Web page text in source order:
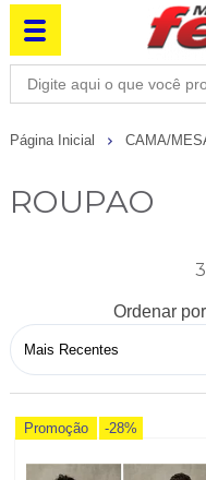
Página Inicial CAMA/
ROUPAO
3
Ordenar
Promoção -28%